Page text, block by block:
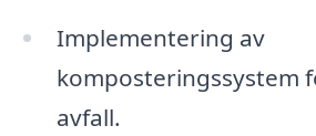
Implementering av
komposteringssystem
avfall.